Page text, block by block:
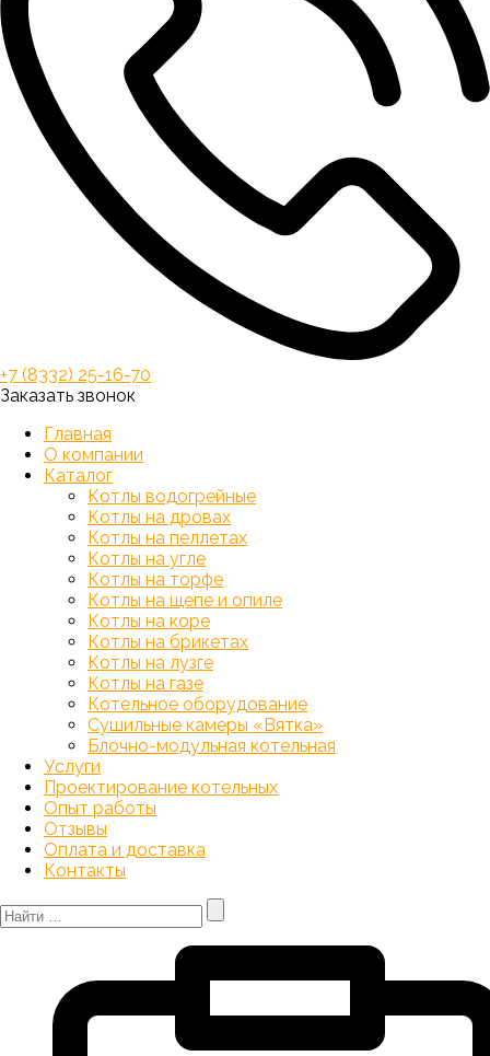
+7 (8332) 25-16-70
Заказать звонок
Главная
О компании
Каталог
Котлы водогрейные
Котлы на дровах
Котлы на пеллетах
Котлы на угле
Котлы на торфе
Котлы на щепе и опиле
Котлы на коре
Котлы на брикетах
Котлы на лузге
Котлы на газе
Котельное оборудование
Сушильные камеры «Вятка»
Блочно-модульная котельная
Услуги
Проектирование котельных
Опыт работы
Отзывы
Оплата и доставка
Контакты